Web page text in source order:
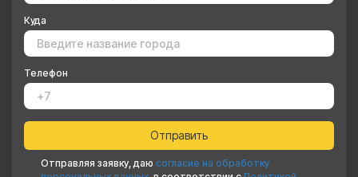
Куда
Телефон
Отправляя заявку, даю согласие на обработку